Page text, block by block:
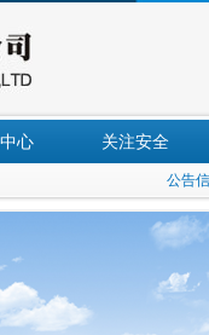
心 关注安全
公告